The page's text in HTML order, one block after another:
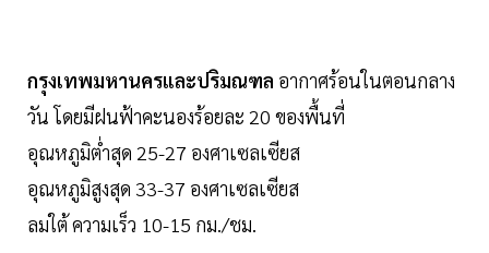
กรุงเทพมหานครและปริมณฑล อากาศร้อนในตอนกลาง
วัน โดยมีฝนฟ้าคะนองร้อยละ 20 ของพื้นที่
อุณหภูมิต่ำสุด 25-27 องศาเซลเซียส
อุณหภูมิสูงสุด 33-37 องศาเซลเซียส
ลมใต้ ความเร็ว 10-15 กม./ชม.